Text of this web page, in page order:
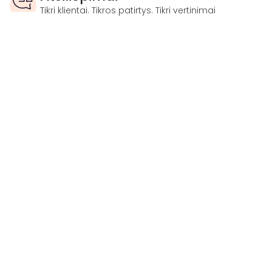
Tikri klientai. Tikros patirtys. Tikri vertinimai